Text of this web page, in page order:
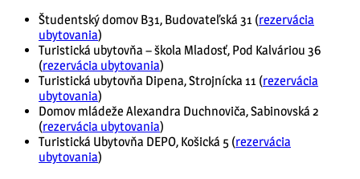
Študentský domov B31, Budovateľská 31 (rezervácia
ubytovania)
Turistická ubytovňa – škola Mladosť, Pod Kalváriou 36
(rezervácia ubytovania)
Turistická ubytovňa Dipena, Strojnícka 11 (rezervácia
ubytovania)
Domov mládeže Alexandra Duchnoviča, Sabinovská 2
(rezervácia ubytovania)
Turistická Ubytovňa DEPO, Košická 5 (rezervácia
ubytovania)